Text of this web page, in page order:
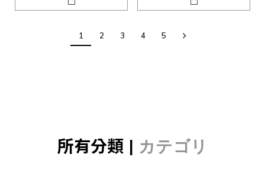
1 2 3 4 5
所有分類 | カテゴリ